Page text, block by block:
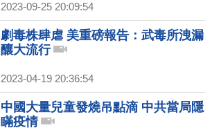
2023-09-25 20:09:54
劇毒株肆虐 美重磅報告：武毒所洩漏
釀大流行
2023-04-19 20:36:54
中國大量兒童發燒吊點滴 中共當局隱
瞞疫情